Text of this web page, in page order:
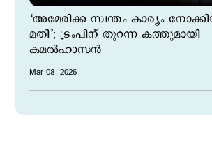
‘അമേരിക്ക സ്വന്തം കാര്യം
മതി’; ട്രംപിന് തുറന്ന കത്തുമായി
കമല്‍ഹാസന്‍
Mar 08, 2026